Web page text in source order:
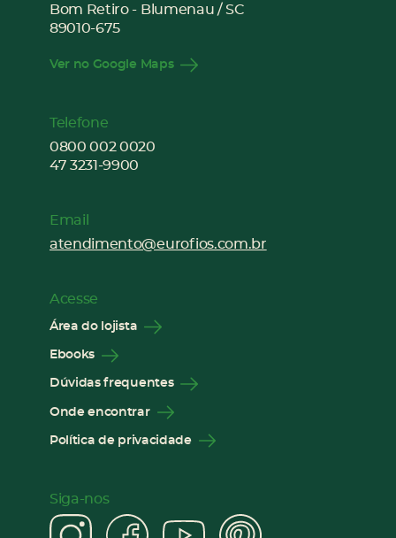
Bom Retiro - Blumenau / SC
89010-675
Ver no Google Maps
Telefone
0800 002 0020
47 3231-9900
Email
atendimento@eurofios.com.br
Acesse
Área do lojista
Ebooks
Dúvidas frequentes
Onde encontrar
Política de privacidade
Siga-nos
Instagram
Facebook
YouTube